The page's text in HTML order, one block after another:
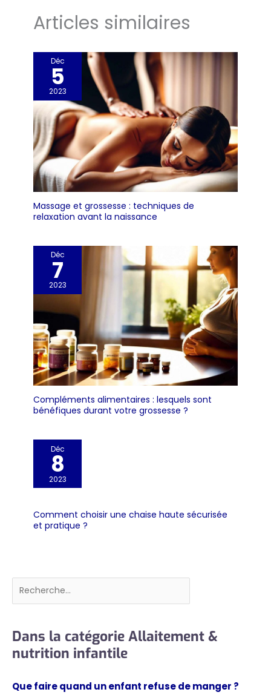
Articles similaires
Déc
5
2023
Massage et grossesse : techniques de
relaxation avant la naissance
Déc
7
2023
Compléments alimentaires : lesquels sont
bénéfiques durant votre grossesse ?
Déc
8
2023
Comment choisir une chaise haute sécurisée
et pratique ?
Rechercher
Dans la catégorie Allaitement &
nutrition infantile
Que faire quand un enfant refuse de manger ?